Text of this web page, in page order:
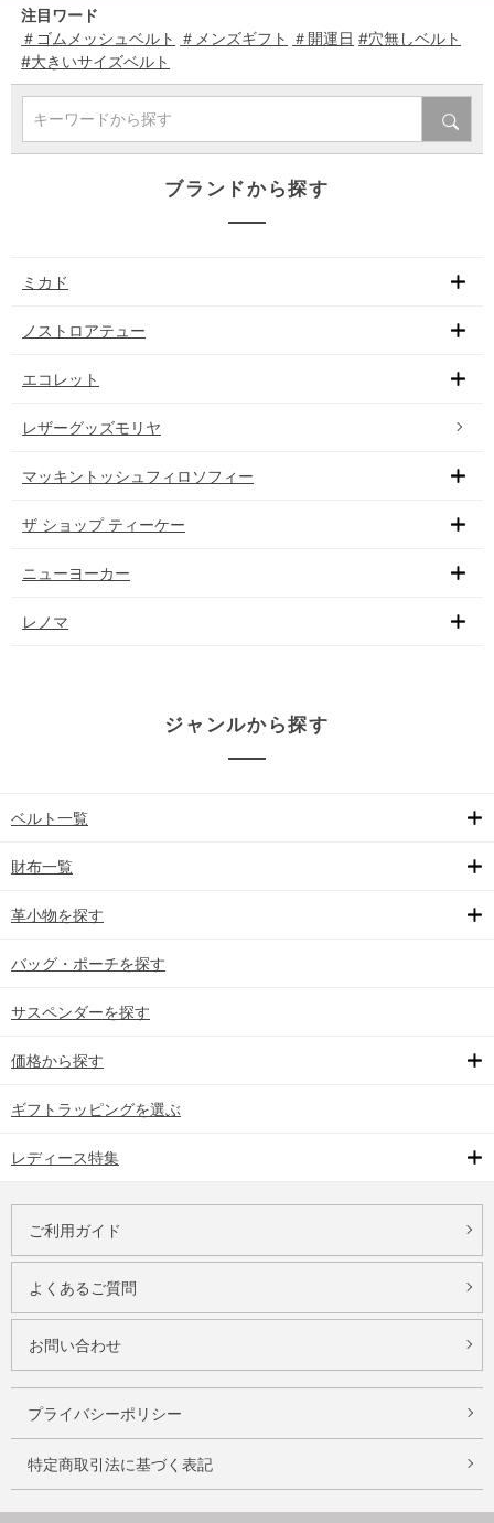
注目ワード
＃ゴムメッシュベルト ＃メンズギフト ＃開運日 #穴無しベルト
#大きいサイズベルト
キーワードから探す
ブランドから探す
ミカド
ノストロアテュー
エコレット
レザーグッズモリヤ
マッキントッシュフィロソフィー
ザ ショップ ティーケー
ニューヨーカー
レノマ
ジャンルから探す
ベルト一覧
財布一覧
革小物を探す
バッグ・ポーチを探す
サスペンダーを探す
価格から探す
ギフトラッピングを選ぶ
レディース特集
ご利用ガイド
よくあるご質問
お問い合わせ
プライバシーポリシー
特定商取引法に基づく表記